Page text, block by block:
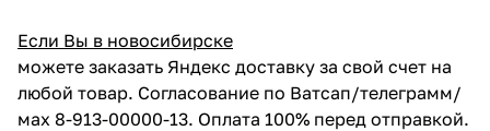
Если Вы в новосибирске
можете заказать Яндекс доставку за свой счет на
любой товар. Согласование по Ватсап/телеграмм/
мах 8-913-00000-13. Оплата 100% перед отправкой.